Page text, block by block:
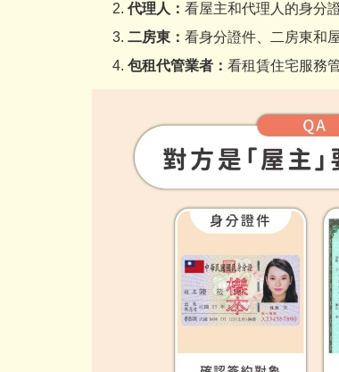
代理人： 看屋主和代理人的身分
二房東： 看身分證件、二房東和
包租代管業者： 看租賃住宅服務